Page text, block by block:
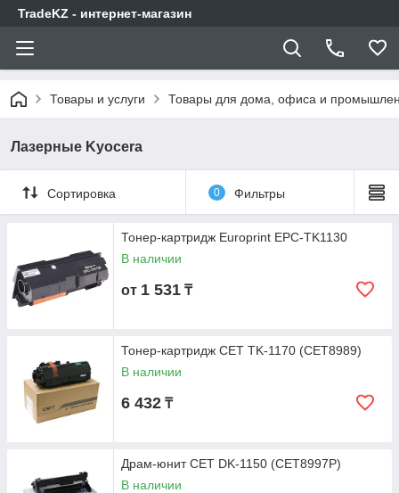
TradeKZ - интернет-магазин
Товары и услуги Товары для дома, офиса и
Лазерные Kyocera
Сортировка 0 Фильтры
Тонер-картридж Europrint EPC-TK1130
В наличии
от 1 531 ₸
Тонер-картридж CET TK-1170 (CET8989)
В наличии
6 432 ₸
Драм-юнит CET DK-1150 (CET8997P)
В наличии